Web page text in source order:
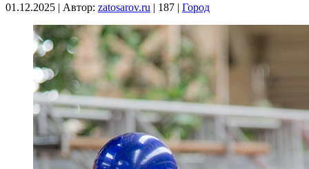
01.12.2025 | Автор: zatosarov.ru | 187 | Город